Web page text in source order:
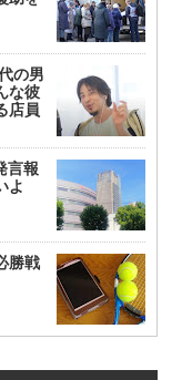
の男
な彼
店員
言報
よ
勝戦